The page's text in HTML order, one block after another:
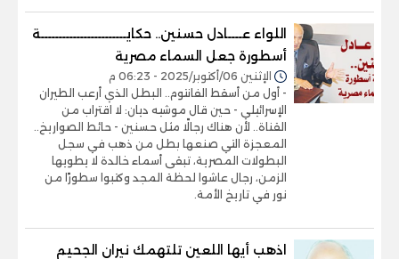
اللواء عــــادل حسنين.. حكايــــــــــــــــــــــــة
أسطورة جعل السماء مصرية
الإثنين 06/أكتوبر/2025 - 06:23 م
- أول من أسقط الفانتوم.. البطل الذي أرعب الطيران
الإسرائيلي - حين قال موشيه ديان: لا اقتراب من
القناة.. لأن هناك رجالًا مثل حسنين - حائط الصواريخ..
المعجزة التي صنعها بطل من ذهب في سجل
البطولات المصرية، تبقى أسماء خالدة لا يطويها
الزمن، رجال عاشوا لحظة المجد وكتبوا سطورًا من
نور في تاريخ الأمة.
اذهب أيها اللعين تلتهمك نيران الجحيم